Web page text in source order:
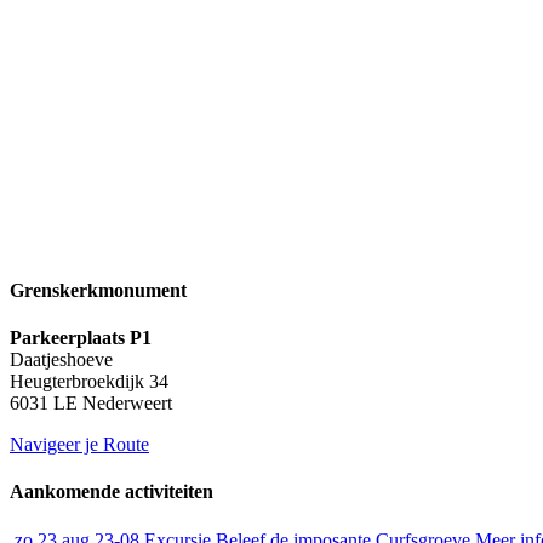
Grenskerkmonument
Parkeerplaats P1
Daatjeshoeve
Heugterbroekdijk 34
6031 LE Nederweert
Navigeer je Route
Aankomende activiteiten